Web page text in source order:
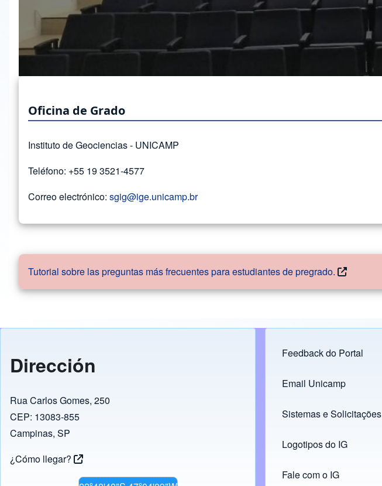
Oficina de Grado
Instituto de Geociencias - UNICAMP
Teléfono: +55 19 3521-4577
Correo electrónico: sgig@ige.unicamp.br
Tutorial sobre las preguntas más frecuentes para estudiantes de pregrado.
Dirección
Rua Carlos Gomes, 250
CEP: 13083-855
Campinas, SP
¿Cómo llegar?
Footer menu
Feedback do Portal
Links
Email Unicamp
(opens in new tab)
Sistemas e Solicitações
(opens in new tab)
Logotipos do IG
(opens in new tab)
Fale com o IG